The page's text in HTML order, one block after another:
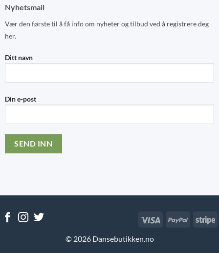
Nyhetsmail
Vær den første til å få info om nyheter og tilbud ved å registrere deg
her.
Ditt navn
Din e-post
© 2026 Dansebutikken.no
Visa PayPal